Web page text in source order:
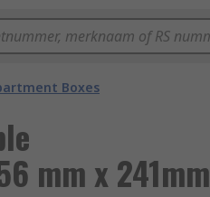
Boxes
mm x 241mm